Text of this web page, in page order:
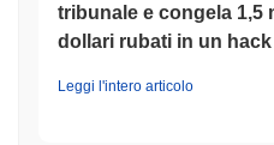
tribunale e congela 1,5
dollari rubati in un hack
Leggi l'intero articolo